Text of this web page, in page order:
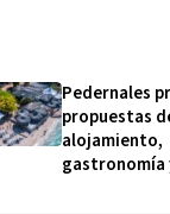
Pedernales
propuestas
alojamiento,
gastronomía